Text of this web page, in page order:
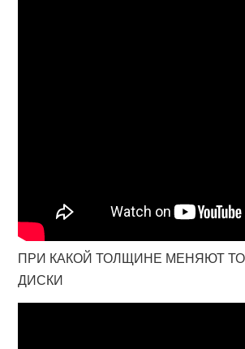
ПРИ КАКОЙ ТОЛЩИНЕ МЕНЯЮТ
ДИСКИ